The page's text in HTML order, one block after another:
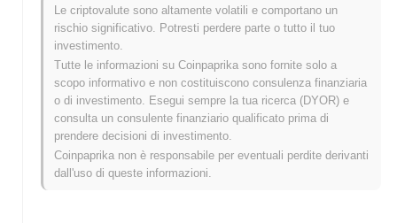
un attore significativo nel panorama in evoluzione della finanza
sociale. Concentrandosi sulla connessione emotiva e
sull'engagement della comunità, FeelingMeta mira a ridefinire il
modo in cui gli utenti interagiscono sia con i contenuti digitali che
con le opportunità finanziarie.
Quando e come è iniziato FeelingMeta?
FeelingMeta è nato a marzo 2022 quando il team fondatore ha
pubblicato il proprio whitepaper, delineando la visione e il
framework tecnico del progetto. Il progetto ha lanciato il suo
Le criptovalute sono altamente volatili e comportano un
rischio significativo. Potresti perdere parte o tutto il tuo
investimento.
Tutte le informazioni su Coinpaprika sono fornite solo a
scopo informativo e non costituiscono consulenza finanziaria
o di investimento. Esegui sempre la tua ricerca (DYOR) e
consulta un consulente finanziario qualificato prima di
prendere decisioni di investimento.
Coinpaprika non è responsabile per eventuali perdite derivanti
dall'uso di queste informazioni.